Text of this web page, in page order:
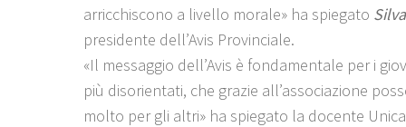
arricchiscono a livello morale» ha spiegato
presidente dell’Avis Provinciale.
«Il messaggio dell’Avis è fondamentale per i
più disorientati, che grazie all’associazione
molto per gli altri» ha spiegato la docente